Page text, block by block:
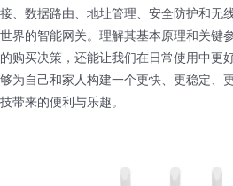
接、数据路由、地址管理、安全防护和
世界的智能网关。理解其基本原理和关键
的购买决策，还能让我们在日常使用中更
够为自己和家人构建一个更快、更稳定、
技带来的便利与乐趣。